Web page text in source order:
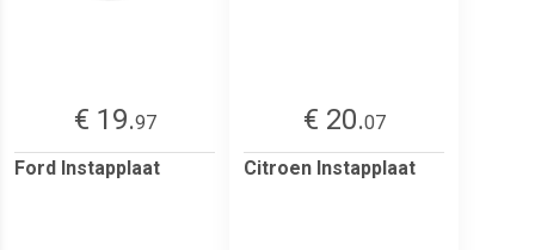
€ 19.97
Ford Instapplaat
€ 20.07
Citroen Instapplaat